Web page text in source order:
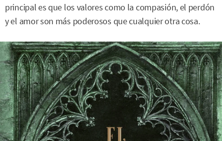
principal es que los valores como la compasión, el perdón
y el amor son más poderosos que cualquier otra cosa.